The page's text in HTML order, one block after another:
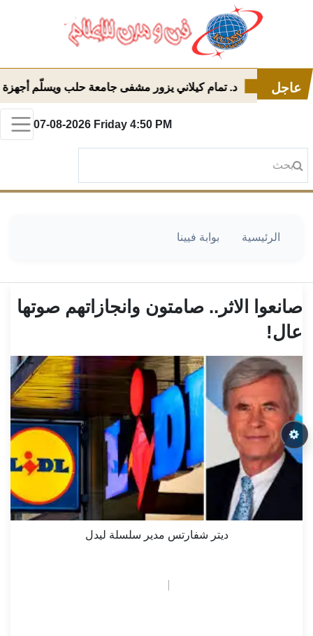
عاجل د. تمام كيلاني يزور مشفى جامعة حلب ويسلّم أجهزة طبية
07-08-2026 Friday 4:50 PM
الرئيسية بوابة فيينا
صانعوا الاثر.. صامتون وانجازاتهم صوتها
عال!
ديتر شفارتس مدير سلسلة ليدل